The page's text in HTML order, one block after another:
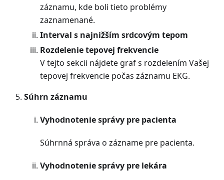
záznamu, kde boli tieto problémy
zaznamenané.
Interval s najnižším srdcovým tepom
Rozdelenie tepovej frekvencie
V tejto sekcii nájdete graf s rozdelením Vašej
tepovej frekvencie počas záznamu EKG.
Súhrn záznamu
Vyhodnotenie správy pre pacienta
Súhrnná správa o zázname pre pacienta.
Vyhodnotenie správy pre lekára